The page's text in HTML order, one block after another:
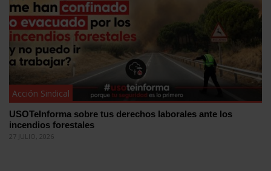
Acción Sindical
USOTeInforma sobre tus derechos laborales ante los
incendios forestales
27 JULIO, 2026